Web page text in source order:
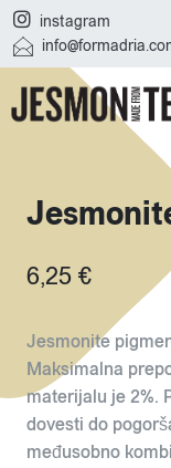
instagram
6,25 €
Jesmonite
Maksimalna
materijalu je 2%.
dovesti do
međusobno